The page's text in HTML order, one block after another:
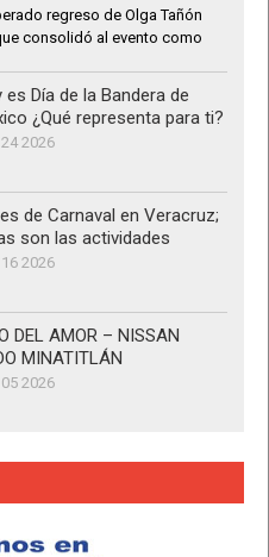
regreso de Olga Tañón
consolidó al evento como
es Día de la Bandera de
¿Qué representa para ti?
2026
de Carnaval en Veracruz;
son las actividades
2026
DEL AMOR – NISSAN
MINATITLÁN
2026